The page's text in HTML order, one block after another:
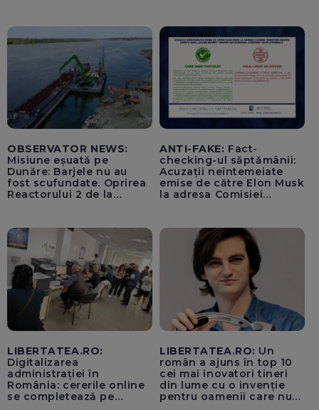
OBSERVATOR NEWS:
Misiune eșuată pe
Dunăre: Barjele nu au
fost scufundate. Oprirea
Reactorului 2 de la
ANTI-FAKE: Fact-
checking-ul săptămânii:
Acuzații neîntemeiate
emise de către Elon Musk
la adresa Comisiei
pentru instaurarea
„cenzurii” pe platforma X
LIBERTATEA.RO:
Digitalizarea
administrației în
România: cererile online
se completează pe
LIBERTATEA.RO: Un
român a ajuns în top 10
cei mai inovatori tineri
din lume cu o invenție
pentru oamenii care nu